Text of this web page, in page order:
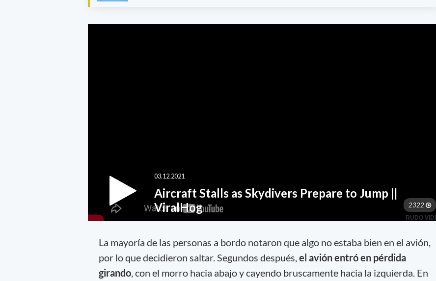
La mayoría de las personas a bordo notaron que algo no estaba bien en el avión,
por lo que decidieron saltar. Segundos después, el avión entró en pérdida
girando, con el morro hacia abajo y cayendo bruscamente hacia la izquierda. En